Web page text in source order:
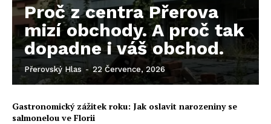
Proč z centra Přerova
mizí obchody. A proč tak
dopadne i váš obchod.
Přerovský Hlas - 22 Července, 2026
Gastronomický zážitek roku: Jak oslavit narozeniny se
salmonelou ve Florii